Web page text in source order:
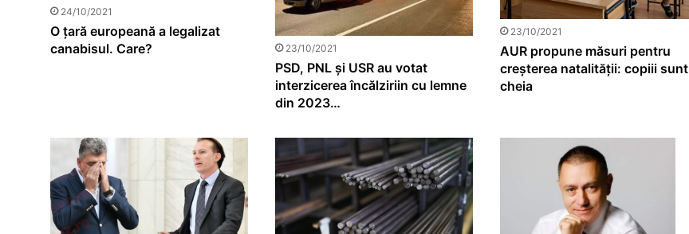
24/10/2021
O țară europeană a legalizat
canabisul. Care?
23/10/2021
PSD, PNL și USR au votat
interzicerea încălziriin cu lemne
din 2023…
23/10/2021
AUR propune măsuri pentru
creșterea natalității: copiii sunt
cheia